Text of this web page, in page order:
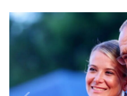
Выставки
Пресс-
Metro
Стримы